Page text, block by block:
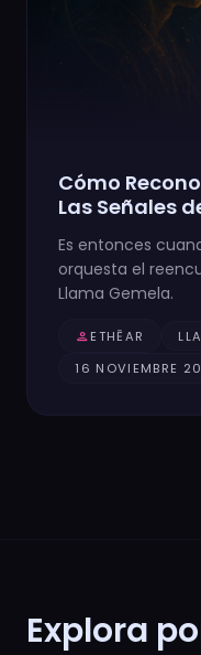
Cómo
Las Señales
Es entonces
orquesta el
Llama Gemela.
personETHĒAR
16 NOVIEMBRE
Explora